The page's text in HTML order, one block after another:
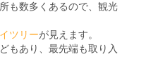
も数多くあるので、観光
ツリーが見えます。
もあり、最先端も取り入